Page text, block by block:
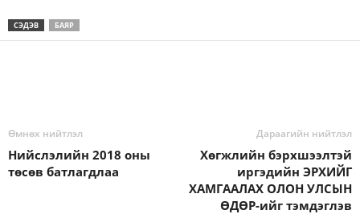
СЭДЭВ БАЯР
Өмнөх нийтлэл
Нийслэлийн 2018 оны
төсөв батлагдлаа
Дараагийн нийтлэл
Хөгжлийн бэрхшээлтэй
иргэдийн ЭРХИЙГ
ХАМГААЛАХ ОЛОН УЛСЫН
ӨДӨР-ийг тэмдэглэв